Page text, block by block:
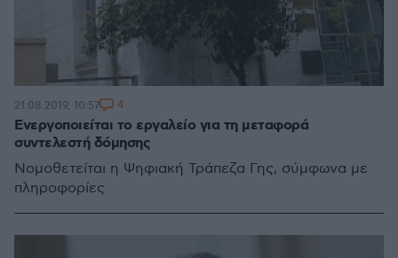
Ενεργοποιείται το εργαλείο για τη μεταφορά
συντελεστή δόμησης
Νομοθετείται η Ψηφιακή Τράπεζα Γης, σύμφωνα με
πληροφορίες
21.08.2019, 10:57 4